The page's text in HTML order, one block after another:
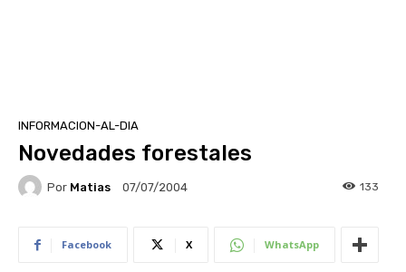
INFORMACION-AL-DIA
Novedades forestales
Por Matias 07/07/2004 133
Facebook X WhatsApp